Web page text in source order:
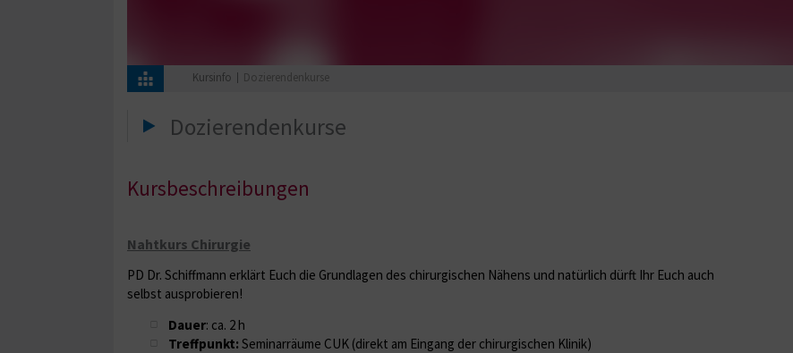
Kursinfo Dozierendenkurse
Dozierendenkurse
Kursbeschreibungen
Nahtkurs Chirurgie
PD Dr. Schiffmann erklärt Euch die Grundlagen des chirurgischen Nähens und natürlich dürft Ihr Euch auch
selbst ausprobieren!
Dauer: ca. 2 h
Treffpunkt: Seminarräume CUK (direkt am Eingang der chirurgischen Klinik)